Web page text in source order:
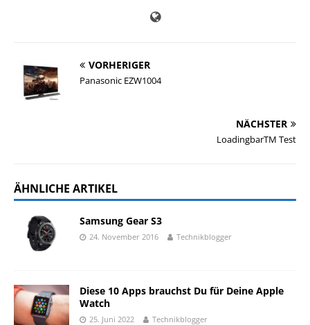
VORHERIGER
Panasonic EZW1004
NÄCHSTER
LoadingbarTM Test
ÄHNLICHE ARTIKEL
Samsung Gear S3
24. November 2016 Technikblogger
Diese 10 Apps brauchst Du für Deine Apple
Watch
25. Juni 2022 Technikblogger